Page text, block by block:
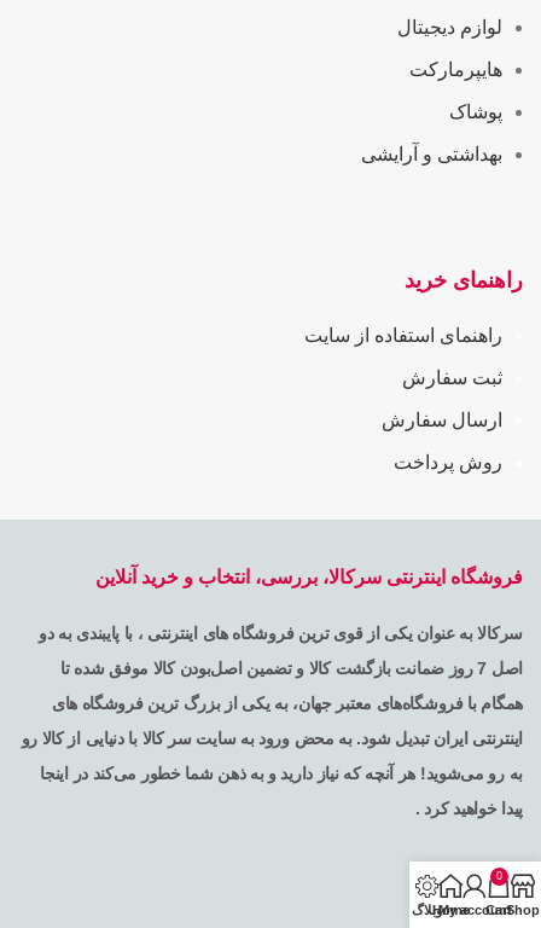
لوازم دیجیتال
هایپرمارکت
پوشاک
بهداشتی و آرایشی
راهنمای خرید
راهنمای استفاده از سایت
ثبت سفارش
ارسال سفارش
روش پرداخت
فروشگاه اینترنتی سرکالا، بررسی، انتخاب و خرید آنلاین
سرکالا به عنوان یکی از قوی ترین فروشگاه های اینترنتی ، با پایبندی به دو
اصل 7 روز ضمانت بازگشت کالا و تضمین اصل‌بودن کالا موفق شده تا
همگام با فروشگاه‌های معتبر جهان، به یکی از بزرگ ترین فروشگاه های
اینترنتی ایران تبدیل شود. به محض ورود به سایت سر کالا با دنیایی از کالا رو
به رو می‌شوید! هر آنچه که نیاز دارید و به ذهن شما خطور می‌کند در اینجا
پیدا خواهید کرد .
Shop
0
Cart
My account
Homeوبلاگ